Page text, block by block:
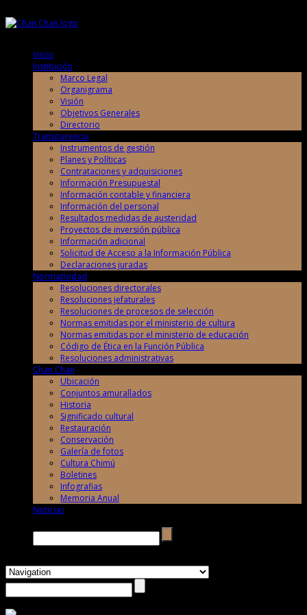
Inicio
Institución
Marco Legal
Organigrama
Visión
Objetivos Generales
Directorio
Transparencia
Instrumentos de gestión
Planes y Políticas
Contrataciones y adquisiciones
Información Presupuestal
Información contable y financiera
Información del personal
Resultados medidas de austeridad
Proyectos de inversión pública
Información adicional
Solicitud de Acceso a la Información Pública
Declaraciones juradas
Normatividad
Resoluciones directorales
Resoluciones jefaturales
Resoluciones de procesos de selección
Normas emitidas por el ministerio de cultura
Normas emitidas por el ministerio de educación
Código de Ética en la Función Pública
Resoluciones administrativas
Chan Chan
Ubicación
Conjuntos amurallados
Historia
Significado cultural
Restauración
Conservación
Galería de fotos
Cultura Chimú
Boletines
Infografias
Memoria Anual
Noticias